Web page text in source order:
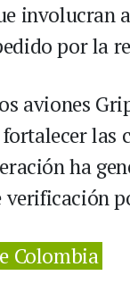
involucran
por la
aviones
las
ha
verificación
Colombia